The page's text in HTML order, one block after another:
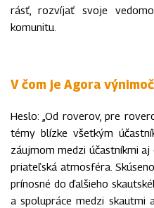
rásť, rozvíjať svoje
komunitu.
V čom je Agora
Heslo: „Od roverov, pre
témy blízke všetkým
záujmom medzi účastníkmi
priateľská atmosféra.
prínosné do ďalšieho
a spolupráce medzi skautmi